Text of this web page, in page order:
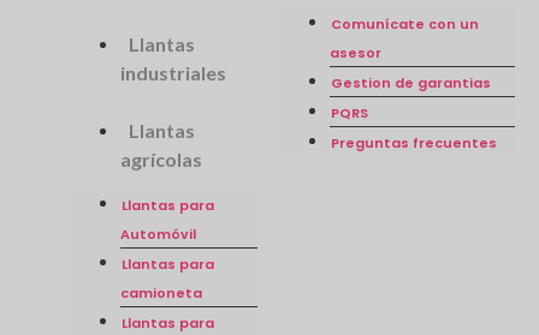
Llantas
industriales
Llantas
agrícolas
Llantas para
Automóvil
Llantas para
camioneta
Llantas para
Comunícate con un
asesor
Gestion de garantias
PQRS
Preguntas frecuentes